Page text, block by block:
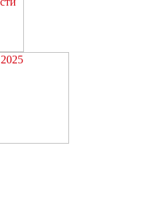
области на сайте